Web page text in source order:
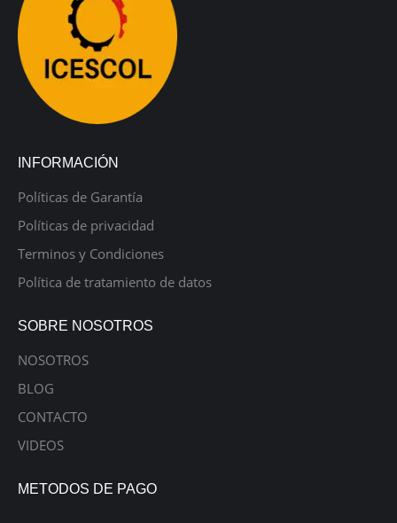
INFORMACIÓN
Políticas de Garantía
Políticas de privacidad
Terminos y Condiciones
Política de tratamiento de datos
SOBRE NOSOTROS
NOSOTROS
BLOG
CONTACTO
VIDEOS
METODOS DE PAGO